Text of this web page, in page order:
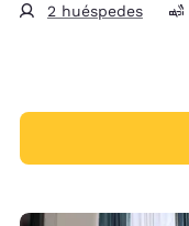
2 huéspedes